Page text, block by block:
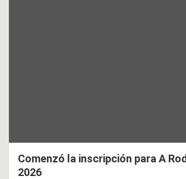
Comenzó la inscripción para A
2026